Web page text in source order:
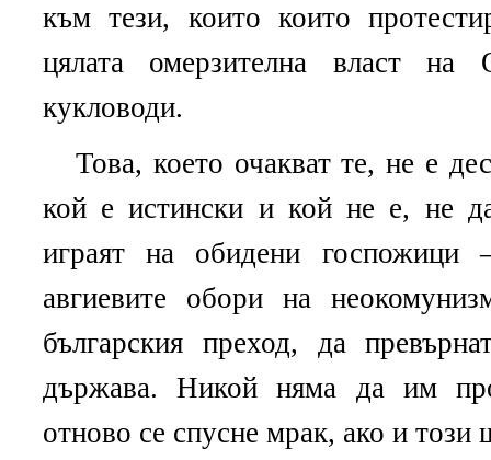
към тези, които които
цялата омерзителна власт на
кукловоди.
Това, което очакват те, не е
кой е истински и кой не е, не
играят на обидени госпожици
авгиевите обори на
българския преход, да
държава. Никой няма да им
отново се спусне мрак, ако и този